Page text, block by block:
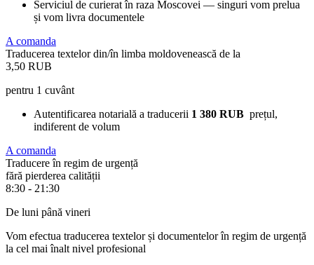
Serviciul de curierat în raza Moscovei — singuri vom prelua
și vom livra documentele
A comanda
Traducerea textelor din/în limba moldovenească de la
3,50 RUB
pentru 1 cuvânt
Autentificarea notarială a traducerii 1 380 RUB prețul,
indiferent de volum
A comanda
Traducere în regim de urgență
fără pierderea calității
8:30 - 21:30
De luni până vineri
Vom efectua traducerea textelor și documentelor în regim de urgență
la cel mai înalt nivel profesional